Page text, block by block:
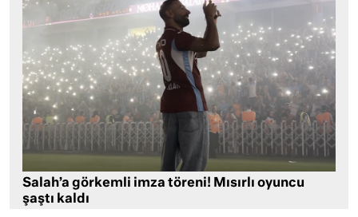
Salah’a görkemli imza töreni! Mısırlı oyuncu
şaştı kaldı